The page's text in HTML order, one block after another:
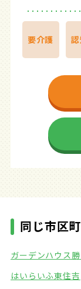
要介護
同じ市区
ガーデンハウス
はいらいふ東住吉